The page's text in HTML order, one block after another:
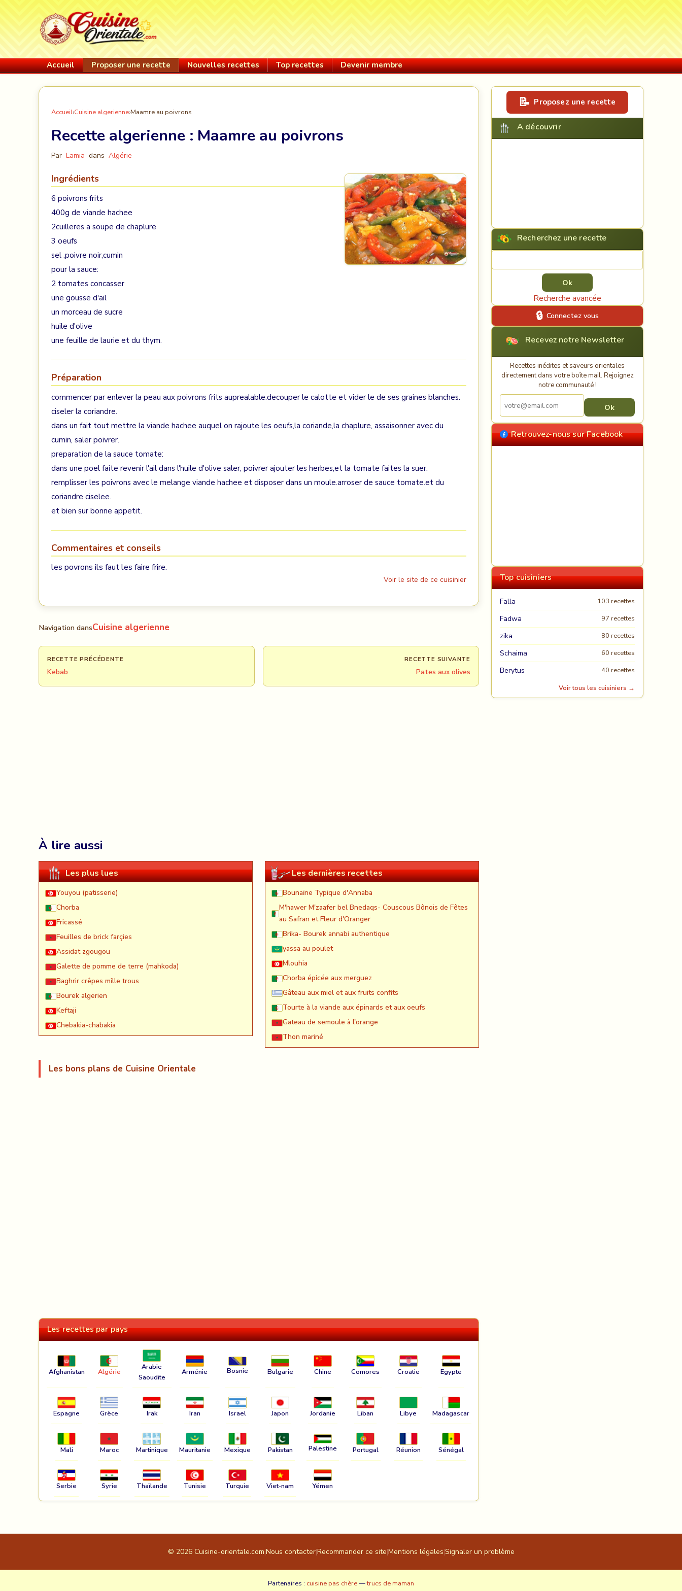
Accueil Proposer une recette Nouvelles recettes Top recettes Devenir membre
Accueil›Cuisine algerienne›Maamre au poivrons
Recette algerienne : Maamre au poivrons
Par Lamia dans Algérie
Ingrédients
6 poivrons frits
400g de viande hachee
2cuilleres a soupe de chaplure
3 oeufs
sel ,poivre noir,cumin
pour la sauce:
2 tomates concasser
une gousse d'ail
un morceau de sucre
huile d'olive
une feuille de laurie et du thym.
Préparation
commencer par enlever la peau aux poivrons frits auprealable.decouper le calotte et vider le de ses graines blanches.
ciseler la coriandre.
dans un fait tout mettre la viande hachee auquel on rajoute les oeufs,la coriande,la chaplure, assaisonner avec du
cumin, saler poivrer.
preparation de la sauce tomate:
dans une poel faite revenir l'ail dans l'huile d'olive saler, poivrer ajouter les herbes,et la tomate faites la suer.
remplisser les poivrons avec le melange viande hachee et disposer dans un moule.arroser de sauce tomate.et du
coriandre ciselee.
et bien sur bonne appetit.
Commentaires et conseils
les povrons ils faut les faire frire.
Voir le site de ce cuisinier
Navigation dansCuisine algerienne
RECETTE PRÉCÉDENTE
Kebab
RECETTE SUIVANTE
Pates aux olives
À lire aussi
Les plus lues
Youyou (patisserie)
Chorba
Fricassé
Feuilles de brick farçies
Assidat zgougou
Galette de pomme de terre (mahkoda)
Baghrir crêpes mille trous
Bourek algerien
Keftaji
Chebakia-chabakia
Les dernières recettes
Bounaïne Typique d'Annaba
M'hawer M'zaafer bel Bnedaqs- Couscous Bônois de Fêtes
au Safran et Fleur d'Oranger
Brika- Bourek annabi authentique
yassa au poulet
Mlouhia
Chorba épicée aux merguez
Gâteau aux miel et aux fruits confits
Tourte à la viande aux épinards et aux oeufs
Gateau de semoule à l'orange
Thon mariné
Les bons plans de Cuisine Orientale
Les recettes par pays
Afghanistan Algérie
Arabie
Saoudite
Arménie Bosnie Bulgarie Chine Comores Croatie Egypte
Espagne Grèce Irak Iran Israel Japon Jordanie Liban Libye Madagascar
Mali Maroc Martinique Mauritanie Mexique Pakistan Palestine Portugal Réunion Sénégal
Serbie Syrie Thaïlande Tunisie Turquie Viet-nam Yémen
Proposez une recette
A découvrir
Recherchez une recette
Recherche avancée
Connectez vous
Recevez notre Newsletter
Recettes inédites et saveurs orientales
directement dans votre boîte mail. Rejoignez
notre communauté !
Retrouvez-nous sur Facebook
Top cuisiniers
Falla 103 recettes
Fadwa 97 recettes
zika 80 recettes
Schaima 60 recettes
Berytus
40 recettes
Voir tous les cuisiniers →
© 2026 Cuisine-orientale.com|Nous contacter|Recommander ce site|Mentions légales|Signaler un problème
Partenaires : cuisine pas chère—trucs de maman